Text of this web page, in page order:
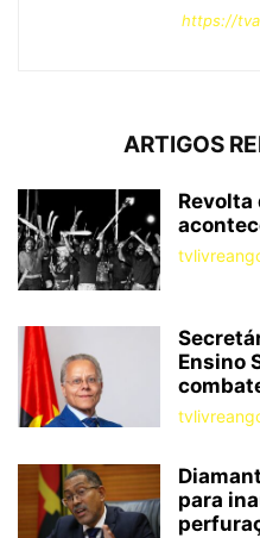
https://
ARTIGOS
Revolta
Ensino
para